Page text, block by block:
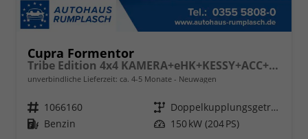
Cupra Formentor
Tribe Edition 4x4 KAMERA+eHK+KESSY+ACC+SHZ+19" ALU+LED+FULL LINK
unverbindliche Lieferzeit: ca. 4-5 Monate Neuwagen
Fahrzeugnr. 1066160 Getriebe
Doppelkupplungsgetriebe (DSG)
Kraftstoff Benzin Leistung 150 kW (204 PS)